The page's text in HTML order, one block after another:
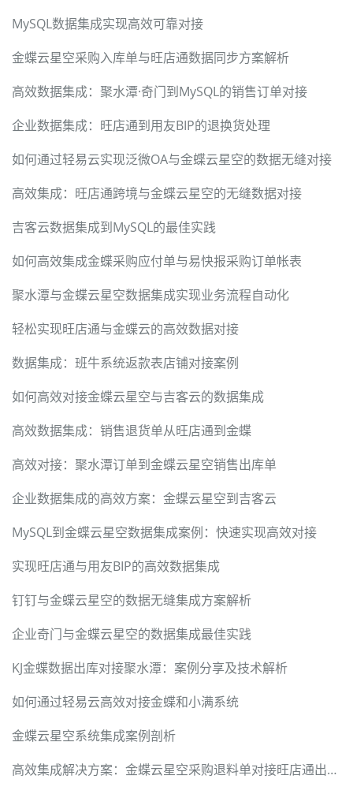
MySQL数据集成实现高效可靠对接
金蝶云星空采购入库单与旺店通数据同步方案解析
高效数据集成：聚水潭·奇门到MySQL的销售订单对接
企业数据集成：旺店通到用友BIP的退换货处理
如何通过轻易云实现泛微OA与金蝶云星空的数据无缝对接
高效集成：旺店通跨境与金蝶云星空的无缝数据对接
吉客云数据集成到MySQL的最佳实践
如何高效集成金蝶采购应付单与易快报采购订单帐表
聚水潭与金蝶云星空数据集成实现业务流程自动化
轻松实现旺店通与金蝶云的高效数据对接
数据集成：班牛系统返款表店铺对接案例
如何高效对接金蝶云星空与吉客云的数据集成
高效数据集成：销售退货单从旺店通到金蝶
高效对接：聚水潭订单到金蝶云星空销售出库单
企业数据集成的高效方案：金蝶云星空到吉客云
MySQL到金蝶云星空数据集成案例：快速实现高效对接
实现旺店通与用友BIP的高效数据集成
钉钉与金蝶云星空的数据无缝集成方案解析
企业奇门与金蝶云星空的数据集成最佳实践
KJ金蝶数据出库对接聚水潭：案例分享及技术解析
如何通过轻易云高效对接金蝶和小满系统
金蝶云星空系统集成案例剖析
高效集成解决方案：金蝶云星空采购退料单对接旺店通出库单